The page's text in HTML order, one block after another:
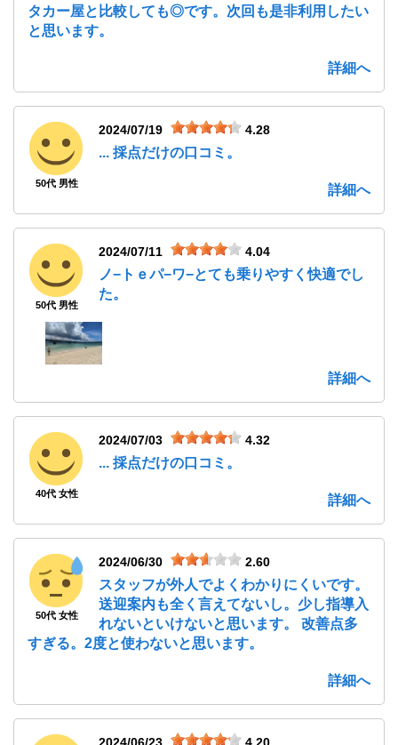
タカー屋と比較しても◎です。次回も是非利用したい
と思います。
詳細へ
50代 男性
2024/07/19 4.28
... 採点だけの口コミ。
詳細へ
50代 男性
2024/07/11 4.04
ノ−トｅパ−ワ−とても乗りやすく快適でし
た。
詳細へ
40代 女性
2024/07/03 4.32
... 採点だけの口コミ。
詳細へ
50代 女性
2024/06/30 2.60
スタッフが外人でよくわかりにくいです。
送迎案内も全く言えてないし。少し指導入
れないといけないと思います。 改善点多
すぎる。2度と使わないと思います。
詳細へ
2024/06/23 4.20